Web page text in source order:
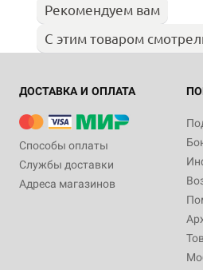
Рекомендуем вам
С этим товаром
ДОСТАВКА И ОПЛАТА
Способы оплаты
Службы доставки
Адреса магазинов